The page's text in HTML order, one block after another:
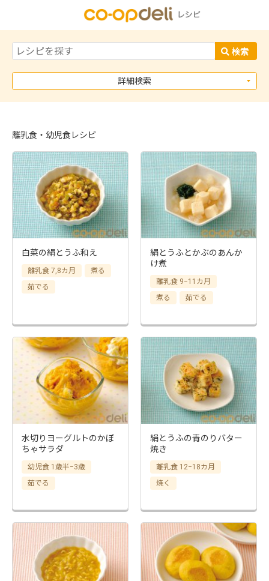
詳細検索
離乳食・幼児食レシピ
白菜の絹とうふ和え
離乳食 7,8カ月
煮る
茹でる
絹とうふとかぶのあんか
け煮
離乳食 9−11カ月
煮る
茹でる
水切りヨーグルトのかぼ
ちゃサラダ
幼児食 1歳半−3歳
茹でる
絹とうふの青のりバター
焼き
離乳食 12−18カ月
焼く